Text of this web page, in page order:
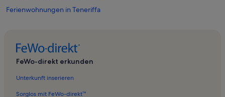
Ferienwohnungen in Teneriffa
Ferienwohnungen in Ozean Entdecker
FeWo-direkt erkunden
Unterkunft inserieren
Sorglos mit FeWo-direkt™